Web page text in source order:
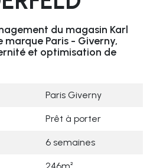
du magasin Karl
Paris - Giverny,
et optimisation de
Paris Giverny
Prêt à porter
6 semaines